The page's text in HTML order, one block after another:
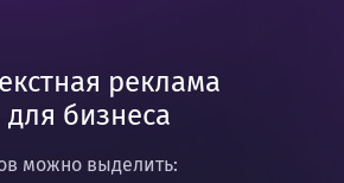
реклама
бизнеса
можно выделить: